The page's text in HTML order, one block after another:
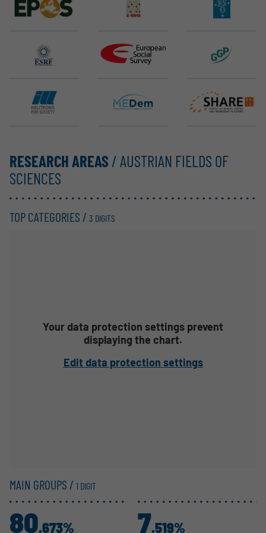
RESEARCH AREAS / AUSTRIAN FIELDS OF
SCIENCES
TOP CATEGORIES / 3 DIGITS
Your data protection settings prevent
displaying the chart.
Edit data protection settings
MAIN GROUPS / 1 DIGIT
80.673% 7.519%